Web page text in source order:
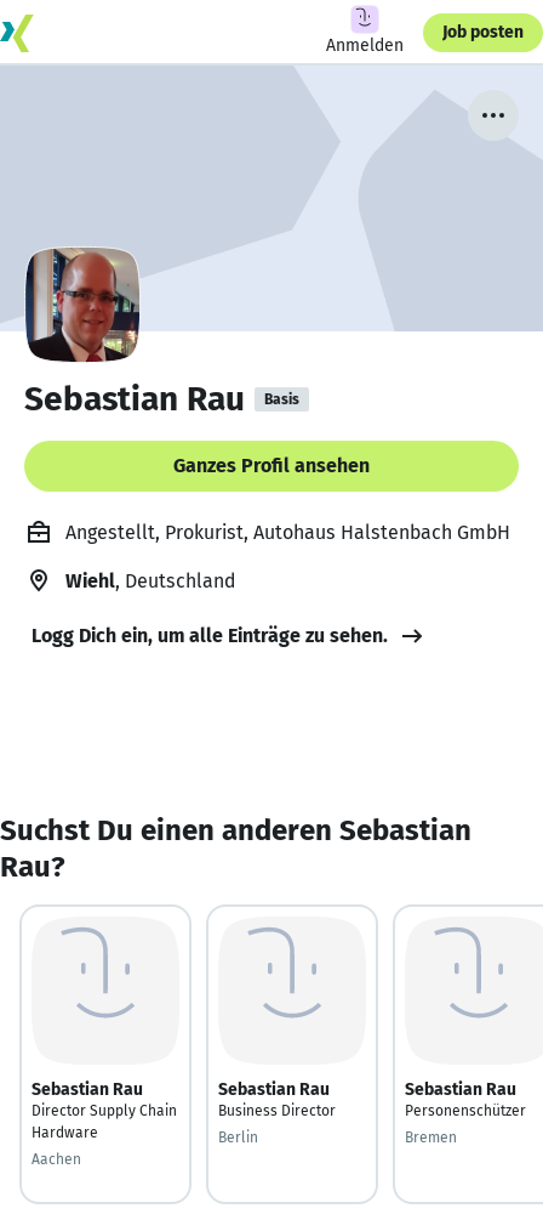
Anmelden
Job posten
Sebastian Rau Basis
Ganzes Profil ansehen
Angestellt, Prokurist, Autohaus Halstenbach GmbH
Wiehl, Deutschland
Logg Dich ein, um alle Einträge zu sehen.
Suchst Du einen anderen Sebastian
Rau?
Sebastian Rau
Director Supply Chain
Hardware
Aachen
Sebastian Rau
Business Director
Berlin
Sebastian Rau
Personenschützer
Bremen